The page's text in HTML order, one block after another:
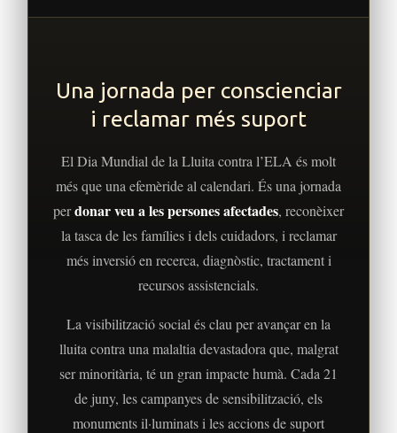
Una jornada per conscienciar
i reclamar més suport
El Dia Mundial de la Lluita contra l’ELA és molt
més que una efemèride al calendari. És una jornada
perdonar veu a les persones afectades, reconèixer
la tasca de les famílies i dels cuidadors, i reclamar
més inversió en recerca, diagnòstic, tractament i
recursos assistencials.
La visibilització social és clau per avançar en la
lluita contra una malaltia devastadora que, malgrat
ser minoritària, té un gran impacte humà. Cada 21
de juny, les campanyes de sensibilització, els
monuments il·luminats i les accions de suport